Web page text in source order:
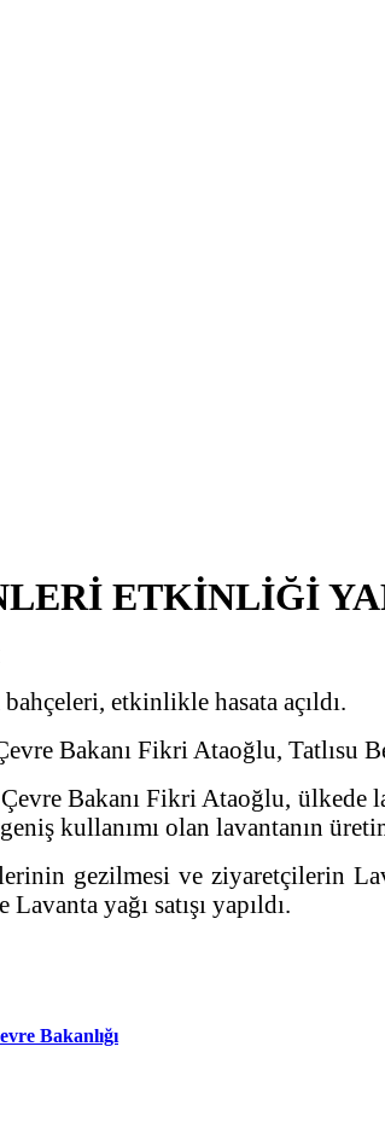
ETKİNLİĞİ
etkinlikle hasata açıldı.
Bakanı Fikri Ataoğlu,
Bakanı Fikri Ataoğlu,
kullanımı olan lavantanın
gezilmesi ve ziyaretçilerin
yağı satışı yapıldı.
Bakanlığı